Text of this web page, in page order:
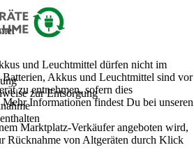
zur Entsorgung
und Leuchtmittel dürfen nicht im
Akkus und Leuchtmittel sind vor
zu entnehmen, sofern dies
Informationen findest Du bei unseren
Marktplatz-Verkäufer angeboten wird,
Rücknahme von Altgeräten durch Klick